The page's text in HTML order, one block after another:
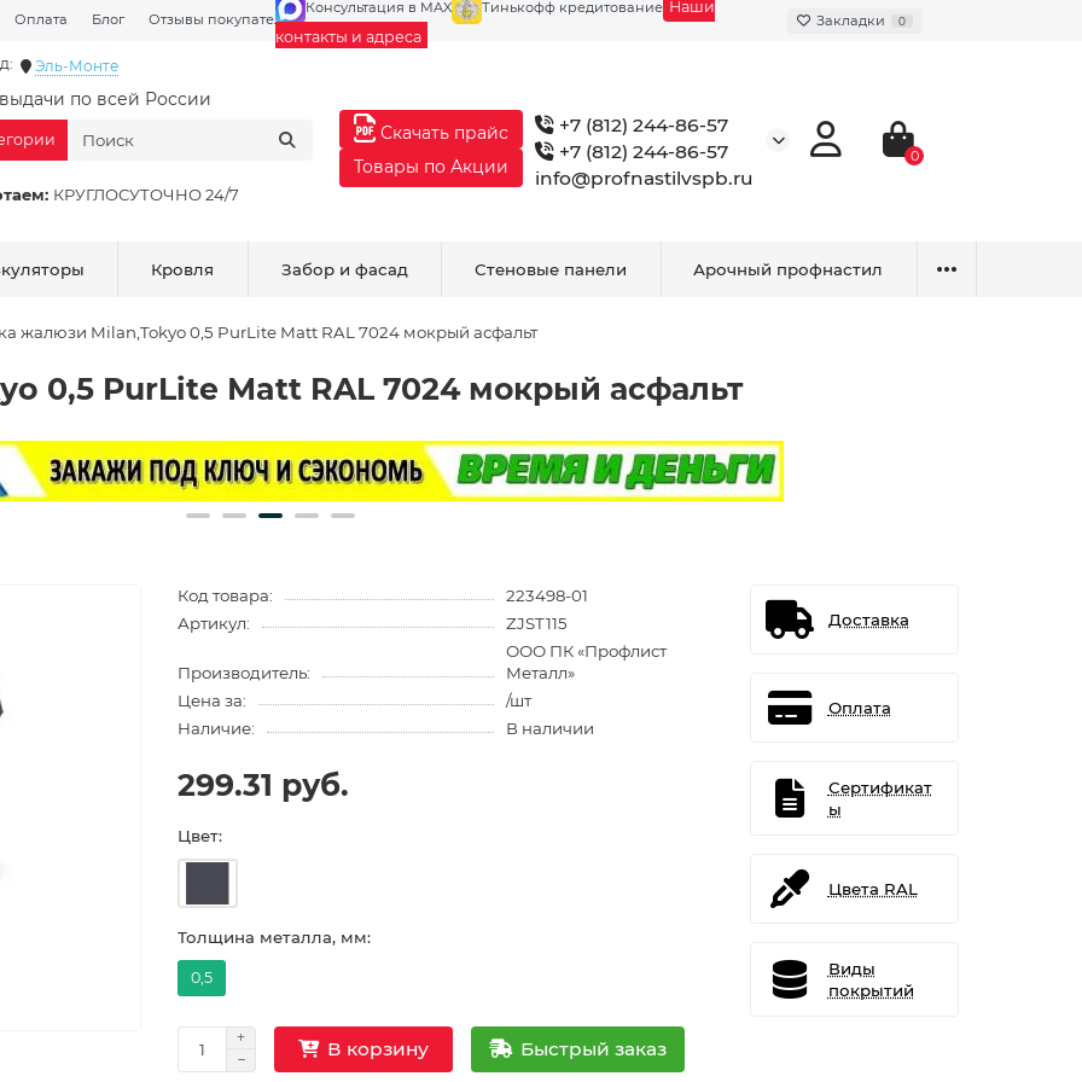
Оплата Блог Отзывы покупателей Галерея
Консультация в MAX Тинькофф кредитование Наши
контакты и адреса
Закладки 0
Эль-Монте
по всей России
КРУГЛОСУТОЧНО 24/7
Скачать прайс
Товары по Акции
+7 (812) 244-86-57
+7 (812) 244-86-57
info@profnastilvspb.ru
0
Кровля Забор и фасад Стеновые панели Арочный профнастил
жалюзи Milan,Tokyo 0,5 PurLite Мatt RAL 7024 мокрый асфальт
0,5 PurLite Мatt RAL 7024 мокрый асфальт
Код товара:
223498-01
Артикул:
ZJST115
Производитель:
ООО ПК «Профлист
Металл»
Цена за:
/шт
Наличие:
В наличии
299.31 руб.
Цвет:
Толщина металла, мм:
0,5
В корзину Быстрый заказ
Доставка
Оплата
Сертификат
ы
Цвета RAL
Виды
покрытий